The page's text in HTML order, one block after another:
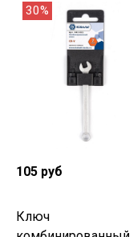
30%
105 руб
Ключ